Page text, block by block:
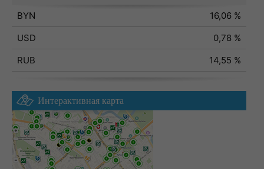
BYN
16,06 %
USD
0,78 %
RUB
14,55 %
Интерактивная карта